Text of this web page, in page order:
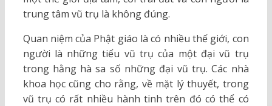
trung tâm vũ trụ là không đúng.
Quan niệm của Phật giáo là có nhiều thế giới, con
người là những tiểu vũ trụ của một đại vũ trụ
trong hằng hà sa số những đại vũ trụ. Các nhà
khoa học cũng cho rằng, về mặt lý thuyết, trong
vũ trụ có rất nhiều hành tinh trên đó có thể có